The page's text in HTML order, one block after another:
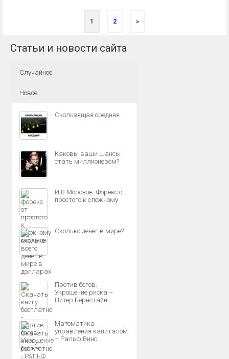
1 2 »
Статьи и новости сайта
Случайное
Новое
Скользящая средняя
Каковы ваши шансы
стать миллионером?
И В Морозов: Форекс от
простого к сложному
Сколько денег в мире?
Против богов.
Укрощение риска –
Питер Бернстайн
Математика
управления капиталом
– Ральф Винс